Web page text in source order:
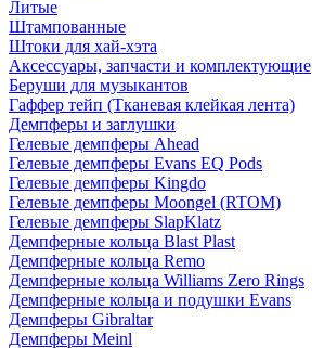
Литые
Штампованные
Штоки для хай-хэта
Аксессуары, запчасти и комплектующие
Беруши для музыкантов
Гаффер тейп (Тканевая клейкая лента)
Демпферы и заглушки
Гелевые демпферы Ahead
Гелевые демпферы Evans EQ Pods
Гелевые демпферы Kingdo
Гелевые демпферы Moongel (RTOM)
Гелевые демпферы SlapKlatz
Демпферные кольца Blast Plast
Демпферные кольца Remo
Демпферные кольца Williams Zero Rings
Демпферные кольца и подушки Evans
Демпферы Gibraltar
Демпферы Meinl